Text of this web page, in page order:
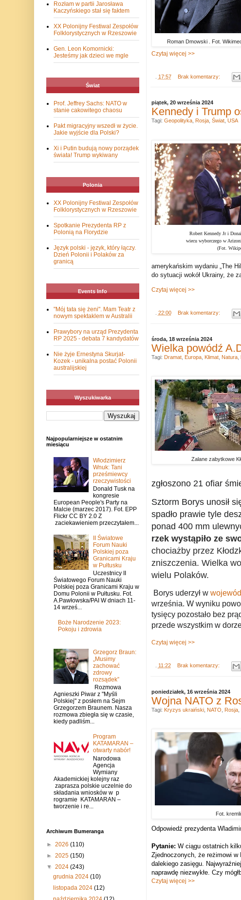
Roman Dmowski . Fot.
Czytaj więcej >>
17:57 Brak komentarzy:
piątek, 20 września 2024
Kennedy i Trump
Robert Kennedy Jr i
wiecu wyborczego w
(Fot.
amerykańskim wydaniu „The
do sytuacji wokół Ukrainy, że
Czytaj więcej >>
22:00 Brak komentarzy:
Tagi: Geopolityka, Rosja, Świat, USA
środa, 18 września 2024
Wielka powódź
Zalane zabytkowe
zgłoszono 21 ofiar
Sztorm Borys unosił
spadło prawie tyle
ponad 400 mm
rzek wystąpiło ze
chociażby przez
zniszczenia. Wielka
wielu Polaków.
Borys uderzył w
września. W wyniku
tysięcy pozostało bez
przede wszystkim w
Czytaj więcej >>
. 11:22 Brak komentarzy:
Tagi: Dramat, Europa, Klimat, Natura,
poniedziałek, 16 września 2024
Wojna NATO z
Fot.
Odpowiedź prezydenta
Pytanie: W ciągu ostatnich
Zjednoczonych, że reżimowi w
dalekiego zasięgu.
naprawdę niezwykłe. Czy
Czytaj więcej >>
Tagi: Kryzys ukraiński, NATO Rosja,
Rozłam w partii Jarosława
Kaczyńskiego stał się faktem
XX Polonijny Festiwal Zespołów
Folklorystycznych w Rzeszowie
Gen. Leon Komornicki:
Jesteśmy jak dzieci we mgle
Świat
Prof. Jeffrey Sachs: NATO w
stanie cakowitego chaosu
Pakt migracyjny wszedł w życie.
Jakie wyjście dla Polski?
Xi i Putin budują nowy porządek
świata! Trump wykiwany
Polonia
XX Polonijny Festiwal Zespołów
Folklorystycznych w Rzeszowie
Spotkanie Prezydenta RP z
Polonią na Florydzie
Język polski - język, który łączy.
Dzień Polonii i Polaków za
granicą
Events Info
"Mój tata się żeni". Mam Teatr z
nowym spektaklem w Australii
Prawybory na urząd Prezydenta
RP 2025 - debata 7 kandydatów
Nie żyje Ernestyna Skurjat-
Kozek - unikalna postać Polonii
australijskiej
Wyszukiwarka
Najpopularniejsze w ostatnim
miesiącu
Włodzimierz
Wnuk: Tani
prześmiewcy
rzeczywistości
Donald Tusk na
kongresie
European People's Party na
Malcie (marzec 2017). Fot. EPP
Flickr CC BY 2.0 Z
zaciekawieniem przeczytałem...
II Światowe
Forum Nauki
Polskiej poza
Granicami Kraju
w Pułtusku
Uczestnicy II
Światowego Forum Nauki
Polskiej poza Granicami Kraju w
Domu Polonii w Pułtusku. Fot.
A.Pawłowska/PAI W dniach 11-
14 wrześ...
Boże Narodzenie 2023:
Pokoju i zdrowia
Grzegorz Braun:
„Musimy
zachować
zdrowy
rozsądek”
Rozmowa
Agnieszki Piwar z "Myśli
Polskiej" z posłem na Sejm
Grzegorzem Braunem. Nasza
rozmowa zbiegła się w czasie,
kiedy padliśm...
Program
KATAMARAN –
otwarty nabór!
Narodowa
Agencja
Wymiany
Akademickiej kolejny raz
zaprasza polskie uczelnie do
składania wniosków w p
rogramie KATAMARAN –
tworzenie i re...
Archiwum Bumeranga
► 2026 (110)
► 2025 (150)
▼ 2024 (243)
grudnia 2024 (10)
listopada 2024 (12)